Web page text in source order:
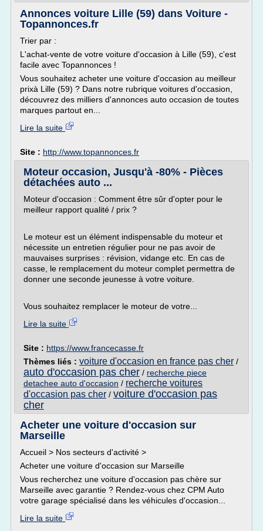
Annonces voiture Lille (59) dans Voiture -
Topannonces.fr
Trier par :
L'achat-vente de votre voiture d'occasion à Lille (59), c'est
facile avec Topannonces !
Vous souhaitez acheter une voiture d'occasion au meilleur
prixà Lille (59) ? Dans notre rubrique voitures d'occasion,
découvrez des milliers d'annonces auto occasion de toutes
marques partout en...
Lire la suite
Site : http://www.topannonces.fr
Moteur occasion, Jusqu'à -80% - Pièces
détachées auto ...
Moteur d'occasion : Comment être sûr d'opter pour le
meilleur rapport qualité / prix ?
Le moteur est un élément indispensable du moteur et
nécessite un entretien régulier pour ne pas avoir de
mauvaises surprises : révision, vidange etc. En cas de
casse, le remplacement du moteur complet permettra de
donner une seconde jeunesse à votre voiture.
Vous souhaitez remplacer le moteur de votre...
Lire la suite
Site : https://www.francecasse.fr
Thèmes liés : voiture d'occasion en france pas cher /
auto d'occasion pas cher / recherche piece
detachee auto d'occasion / recherche voitures
d'occasion pas cher / voiture d'occasion pas
cher
Acheter une voiture d'occasion sur
Marseille
Accueil > Nos secteurs d'activité >
Acheter une voiture d'occasion sur Marseille
Vous recherchez une voiture d'occasion pas chère sur
Marseille avec garantie ? Rendez-vous chez CPM Auto
votre garage spécialisé dans les véhicules d'occasion...
Lire la suite